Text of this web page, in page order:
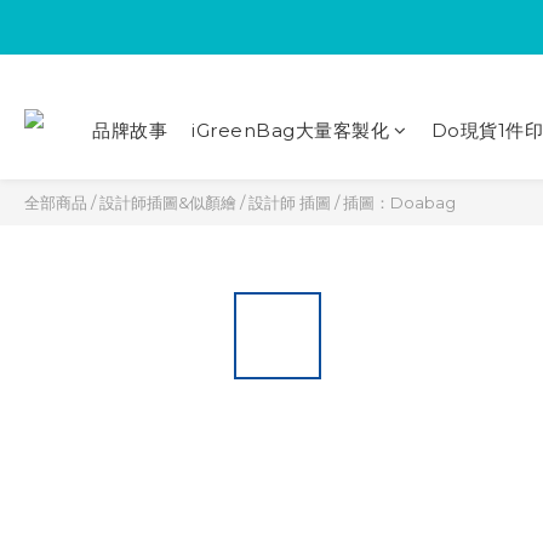
品牌故事 iGreenBag大量客製化 Do現貨1件
全部商品 /設計師插圖&似顏繪 /設計師 插圖 /插圖：Doabag